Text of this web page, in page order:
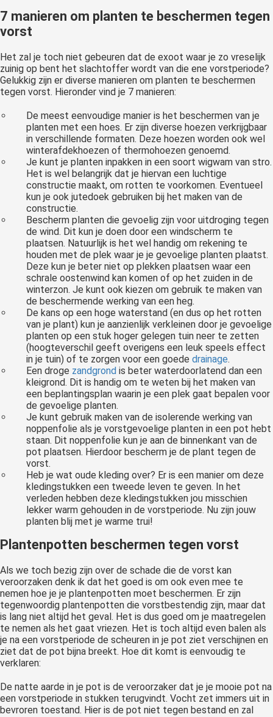
7 manieren om planten te beschermen tegen
vorst
Het zal je toch niet gebeuren dat de exoot waar je zo vreselijk
zuinig op bent het slachtoffer wordt van die ene vorstperiode?
Gelukkig zijn er diverse manieren om planten te beschermen
tegen vorst. Hieronder vind je 7 manieren:
De meest eenvoudige manier is het beschermen van je
planten met een hoes. Er zijn diverse hoezen verkrijgbaar
in verschillende formaten. Deze hoezen worden ook wel
winterafdekhoezen of thermohoezen genoemd.
Je kunt je planten inpakken in een soort wigwam van stro.
Het is wel belangrijk dat je hiervan een luchtige
constructie maakt, om rotten te voorkomen. Eventueel
kun je ook jutedoek gebruiken bij het maken van de
constructie.
Bescherm planten die gevoelig zijn voor uitdroging tegen
de wind. Dit kun je doen door een windscherm te
plaatsen. Natuurlijk is het wel handig om rekening te
houden met de plek waar je je gevoelige planten plaatst.
Deze kun je beter niet op plekken plaatsen waar een
schrale oostenwind kan komen of op het zuiden in de
winterzon. Je kunt ook kiezen om gebruik te maken van
de beschermende werking van een heg.
De kans op een hoge waterstand (en dus op het rotten
van je plant) kun je aanzienlijk verkleinen door je gevoelige
planten op een stuk hoger gelegen tuin neer te zetten
(hoogteverschil geeft overigens een leuk speels effect
in je tuin) of te zorgen voor een goededrainage.
Een droge zandgrond is beter waterdoorlatend dan een
kleigrond. Dit is handig om te weten bij het maken van
een beplantingsplan waarin je een plek gaat bepalen voor
de gevoelige planten.
Je kunt gebruik maken van de isolerende werking van
noppenfolie als je vorstgevoelige planten in een pot hebt
staan. Dit noppenfolie kun je aan de binnenkant van de
pot plaatsen. Hierdoor bescherm je de plant tegen de
vorst.
Heb je wat oude kleding over? Er is een manier om deze
kledingstukken een tweede leven te geven. In het
verleden hebben deze kledingstukken jou misschien
lekker warm gehouden in de vorstperiode. Nu zijn jouw
planten blij met je warme trui!
Plantenpotten beschermen tegen vorst
Als we toch bezig zijn over de schade die de vorst kan
veroorzaken denk ik dat het goed is om ook even mee te
nemen hoe je je plantenpotten moet beschermen. Er zijn
tegenwoordig plantenpotten die vorstbestendig zijn, maar dat
is lang niet altijd het geval. Het is dus goed om je maatregelen
te nemen als het gaat vriezen. Het is toch altijd even balen als
je na een vorstperiode de scheuren in je pot ziet verschijnen en
ziet dat de pot bijna breekt. Hoe dit komt is eenvoudig te
verklaren:
De natte aarde in je pot is de veroorzaker dat je je mooie pot na
een vorstperiode in stukken terugvindt. Vocht zet immers uit in
bevroren toestand. Hier is de pot niet tegen bestand en zal